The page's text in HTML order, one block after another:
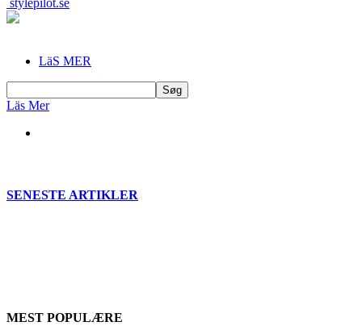
stylepilot.se
LäS MER
Läs Mer
SENESTE ARTIKLER
MEST POPULÆRE